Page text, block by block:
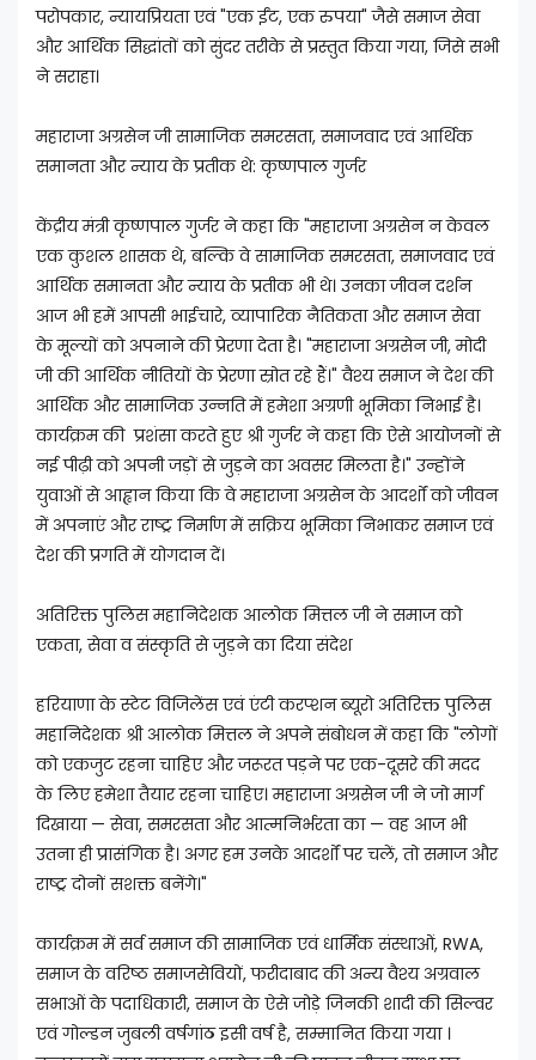
परोपकार, न्यायप्रियता एवं "एक ईंट, एक रुपया" जैसे समाज सेवा
और आर्थिक सिद्धांतों को सुंदर तरीके से प्रस्तुत किया गया, जिसे सभी
ने सराहा।
महाराजा अग्रसेन जी सामाजिक समरसता, समाजवाद एवं आर्थिक
समानता और न्याय के प्रतीक थे: कृष्णपाल गुर्जर
केंद्रीय मंत्री कृष्णपाल गुर्जर ने कहा कि "महाराजा अग्रसेन न केवल
एक कुशल शासक थे, बल्कि वे सामाजिक समरसता, समाजवाद एवं
आर्थिक समानता और न्याय के प्रतीक भी थे। उनका जीवन दर्शन
आज भी हमें आपसी भाईचारे, व्यापारिक नैतिकता और समाज सेवा
के मूल्यों को अपनाने की प्रेरणा देता है। "महाराजा अग्रसेन जी, मोदी
जी की आर्थिक नीतियों के प्रेरणा स्रोत रहे हैं।" वैश्य समाज ने देश की
आर्थिक और सामाजिक उन्नति में हमेशा अग्रणी भूमिका निभाई है।
कार्यक्रम की प्रशंसा करते हुए श्री गुर्जर ने कहा कि ऐसे आयोजनों से
नई पीढ़ी को अपनी जड़ों से जुड़ने का अवसर मिलता है।" उन्होंने
युवाओं से आह्वान किया कि वे महाराजा अग्रसेन के आदर्शों को जीवन
में अपनाएं और राष्ट्र निर्माण में सक्रिय भूमिका निभाकर समाज एवं
देश की प्रगति में योगदान दें।
अतिरिक्त पुलिस महानिदेशक आलोक मित्तल जी ने समाज को
एकता, सेवा व संस्कृति से जुड़ने का दिया संदेश
हरियाणा के स्टेट विजिलेंस एवं एंटी करप्शन ब्यूरो अतिरिक्त पुलिस
महानिदेशक श्री आलोक मित्तल ने अपने संबोधन में कहा कि "लोगों
को एकजुट रहना चाहिए और जरूरत पड़ने पर एक-दूसरे की मदद
के लिए हमेशा तैयार रहना चाहिए। महाराजा अग्रसेन जी ने जो मार्ग
दिखाया — सेवा, समरसता और आत्मनिर्भरता का — वह आज भी
उतना ही प्रासंगिक है। अगर हम उनके आदर्शों पर चलें, तो समाज और
राष्ट्र दोनों सशक्त बनेंगे।"
कार्यक्रम में सर्व समाज की सामाजिक एवं धार्मिक संस्थाओं, RWA,
समाज के वरिष्ठ समाजसेवियों, फरीदाबाद की अन्य वैश्य अग्रवाल
सभाओं के पदाधिकारी, समाज के ऐसे जोड़े जिनकी शादी की सिल्वर
एवं गोल्डन जुबली वर्षगांठ इसी वर्ष है, सम्मानित किया गया ।